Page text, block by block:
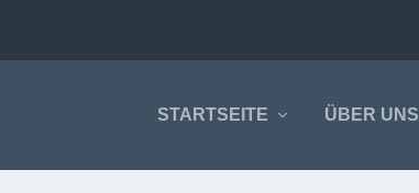
STARTSEITE ÜBER UNS